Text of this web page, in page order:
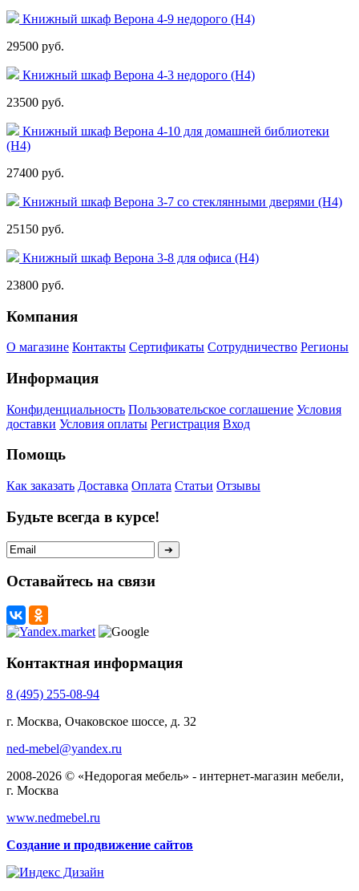
Книжный шкаф Верона 4-9 недорого (Н4)
29500 руб.
Книжный шкаф Верона 4-3 недорого (Н4)
23500 руб.
Книжный шкаф Верона 4-10 для домашней библиотеки
(Н4)
27400 руб.
Книжный шкаф Верона 3-7 со стеклянными дверями (Н4)
25150 руб.
Книжный шкаф Верона 3-8 для офиса (Н4)
23800 руб.
Компания
О магазине Контакты Сертификаты Сотрудничество Регионы
Информация
Конфиденциальность Пользовательское соглашение Условия
доставки Условия оплаты Регистрация Вход
Помощь
Как заказать Доставка Оплата Статьи Отзывы
Будьте всегда в курсе!
Оставайтесь на связи
Контактная информация
8 (495) 255-08-94
г. Москва, Очаковское шоссе, д. 32
ned-mebel@yandex.ru
2008-2026 © «Недорогая мебель» - интернет-магазин мебели,
г. Москва
www.nedmebel.ru
Создание и продвижение сайтов